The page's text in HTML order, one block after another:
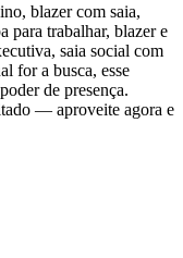
blazer com saia,
para trabalhar, blazer e
saia social com
for a busca, esse
de presença.
— aproveite agora e